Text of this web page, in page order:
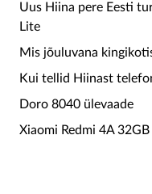
Uus Hiina pere Eesti
Lite
Mis jõuluvana
Kui tellid Hiinast
Doro 8040 ülevaade
Xiaomi Redmi 4A